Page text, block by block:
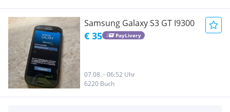
Samsung Galaxy S3 GT I9300
€ 35 PayLivery
07.08. - 06:52 Uhr
6220 Buch